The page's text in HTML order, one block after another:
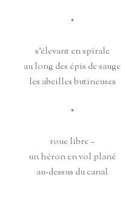
*
s’élevant en spirale
au long des épis de sauge
les abeilles butineuses
*
roue libre –
un héron en vol plané
au-dessus du canal